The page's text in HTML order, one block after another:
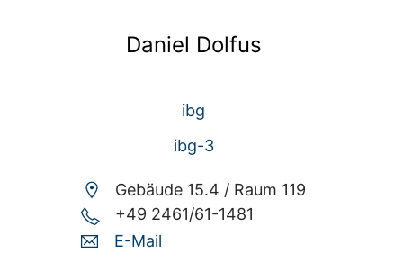
Daniel Dolfus
ibg
ibg-3
Gebäude 15.4 / Raum 119
+49 2461/61-1481
E-Mail